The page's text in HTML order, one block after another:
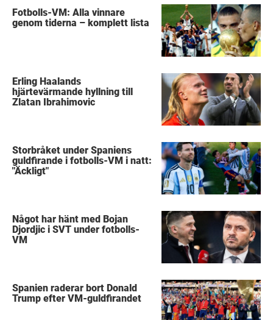
Fotbolls-VM: Alla vinnare
genom tiderna – komplett lista
Erling Haalands
hjärtevärmande hyllning till
Zlatan Ibrahimovic
Storbråket under Spaniens
guldfirande i fotbolls-VM i natt:
"Äckligt"
Något har hänt med Bojan
Djordjic i SVT under fotbolls-
VM
Spanien raderar bort Donald
Trump efter VM-guldfirandet